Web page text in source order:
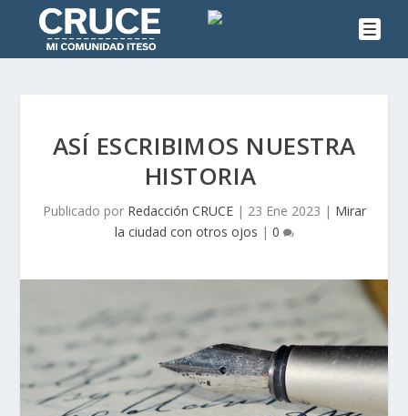
ASÍ ESCRIBIMOS NUESTRA
HISTORIA
Publicado por Redacción CRUCE| 23 Ene 2023 | Mirar
la ciudad con otros ojos | 0